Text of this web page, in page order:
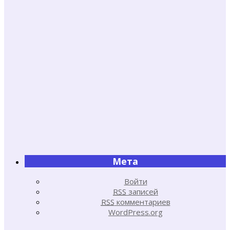
Мета
Войти
RSS записей
RSS комментариев
WordPress.org